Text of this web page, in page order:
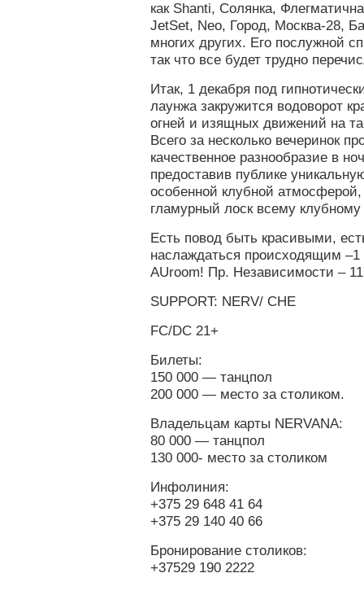
как Shanti, Солянка,
JetSet, Neo, Город, Москва-28,
многих других. Его послужной
так что все будет трудно
Итак, 1 декабря под
лаунжа закружится водоворот
огней и изящных движений на
Всего за несколько вечеринок
качественное разнообразие в
предоставив публике
особенной клубной
гламурный лоск всему
Есть повод быть красивыми,
наслаждаться происходящим –1
AUroom! Пр. Независимости –
SUPPORT: NERV/ CHE
FC/DC 21+
Билеты:
150 000 — танцпол
200 000 — место за столиком.
Владельцам карты NERVANA:
80 000 — танцпол
130 000- место за столиком
Инфолиния:
+375 29 648 41 64
+375 29 140 40 66
Бронирование столиков:
+37529 190 2222